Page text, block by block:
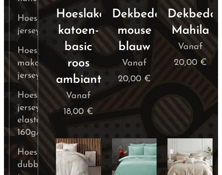
Hoeslaken
jersey
Hoeslakens
mako
jersey
Hoeslakens
jersey
elastan
160g/m²
Hoeslakens
dubbele
Hoeslaken
katoen-
basic
roos
ambiante
Vanaf
18,00 €
Dekbedovertrek
mouse
blauw
Vanaf
20,00 €
Mahila
Vanaf
20,00€